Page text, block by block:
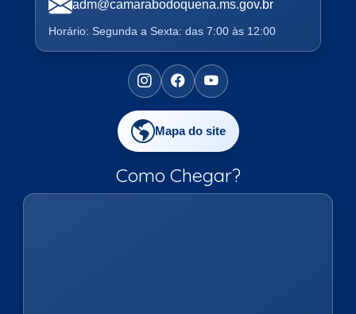
adm@camarabodoquena.ms.gov.br
Horário: Segunda a Sexta: das 7:00 às 12:00
Mapa do site
Como Chegar?